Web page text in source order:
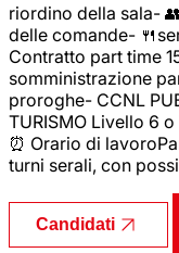
riordino della sala-
delle comande-
Contratto part time
somministrazione
proroghe- CCNL
TURISMO Livello 6
⏰ Orario di
turni serali, con
Candidati